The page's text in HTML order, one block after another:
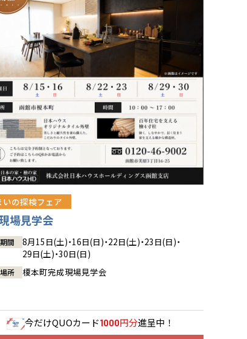
いの探検フェア
場見学会
間
8月15日(土)・16日(日)・22日(土)・23日(日)・
29日(土)・30日(日)
所 榎本町完成現場見学会
今だけQUOカード1000円分進呈中！